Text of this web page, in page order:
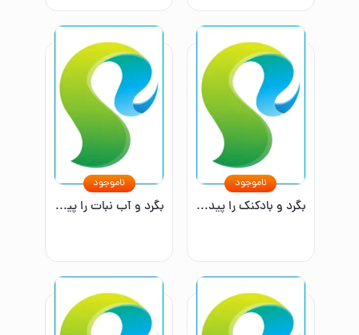
بگرد و بادکنک را پیدا کن
ناموجود
بگرد و آب نبات را پیدا کن
ناموجود